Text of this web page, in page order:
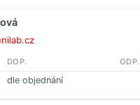
DOP. ODP.
dle objednání